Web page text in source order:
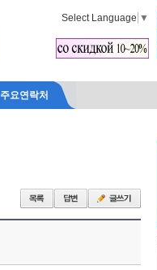
Select Language ▼
주요연락처